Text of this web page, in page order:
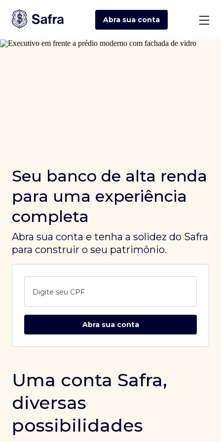
Abra sua conta
Seu banco de alta renda
para uma experiência
completa
Abra sua conta e tenha a solidez do Safra
para construir o seu patrimônio.
Digite seu CPF
Abra sua conta
Uma conta Safra,
diversas
possibilidades